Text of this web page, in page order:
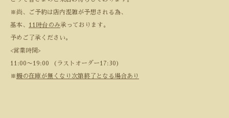
※尚、ご予約は店内混雑が予想される為、
基本、 11時台のみ承っております。
予めご了承ください。
<営業時間>
11:00〜19:00 (ラストオーダー17:30)
※鰻の在庫が無くなり次第終了となる場合あり